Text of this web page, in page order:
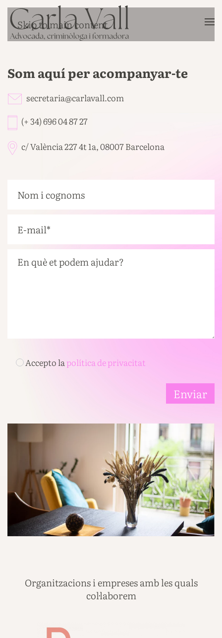
Skip to main content
Som aquí per acompanyar-te
secretaria@carlavall.com
(+ 34) 696 04 87 27
c/ València 227 4t 1a, 08007 Barcelona
Accepto la política de privacitat
Organitzacions i empreses amb les quals
col·laborem